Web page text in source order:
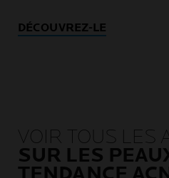
DÉCOUVREZ-LE
VOIR TOUS LES
SUR LES